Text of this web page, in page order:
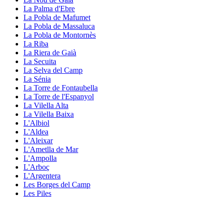
La Palma d'Ebre
La Pobla de Mafumet
La Pobla de Massaluca
La Pobla de Montornès
La Riba
La Riera de Gaià
La Secuita
La Selva del Camp
La Sénia
La Torre de Fontaubella
La Torre de l'Espanyol
La Vilella Alta
La Vilella Baixa
L'Albiol
L'Aldea
L'Aleixar
L'Ametlla de Mar
L'Ampolla
L'Arboç
L'Argentera
Les Borges del Camp
Les Piles